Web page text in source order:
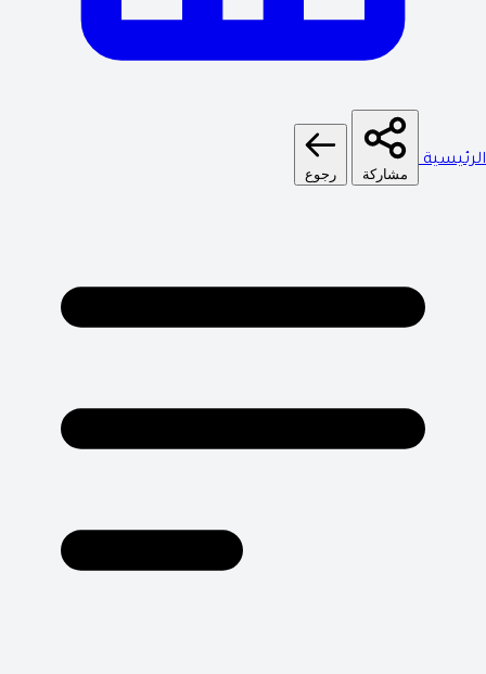
الرئيسية
مشاركة رجوع